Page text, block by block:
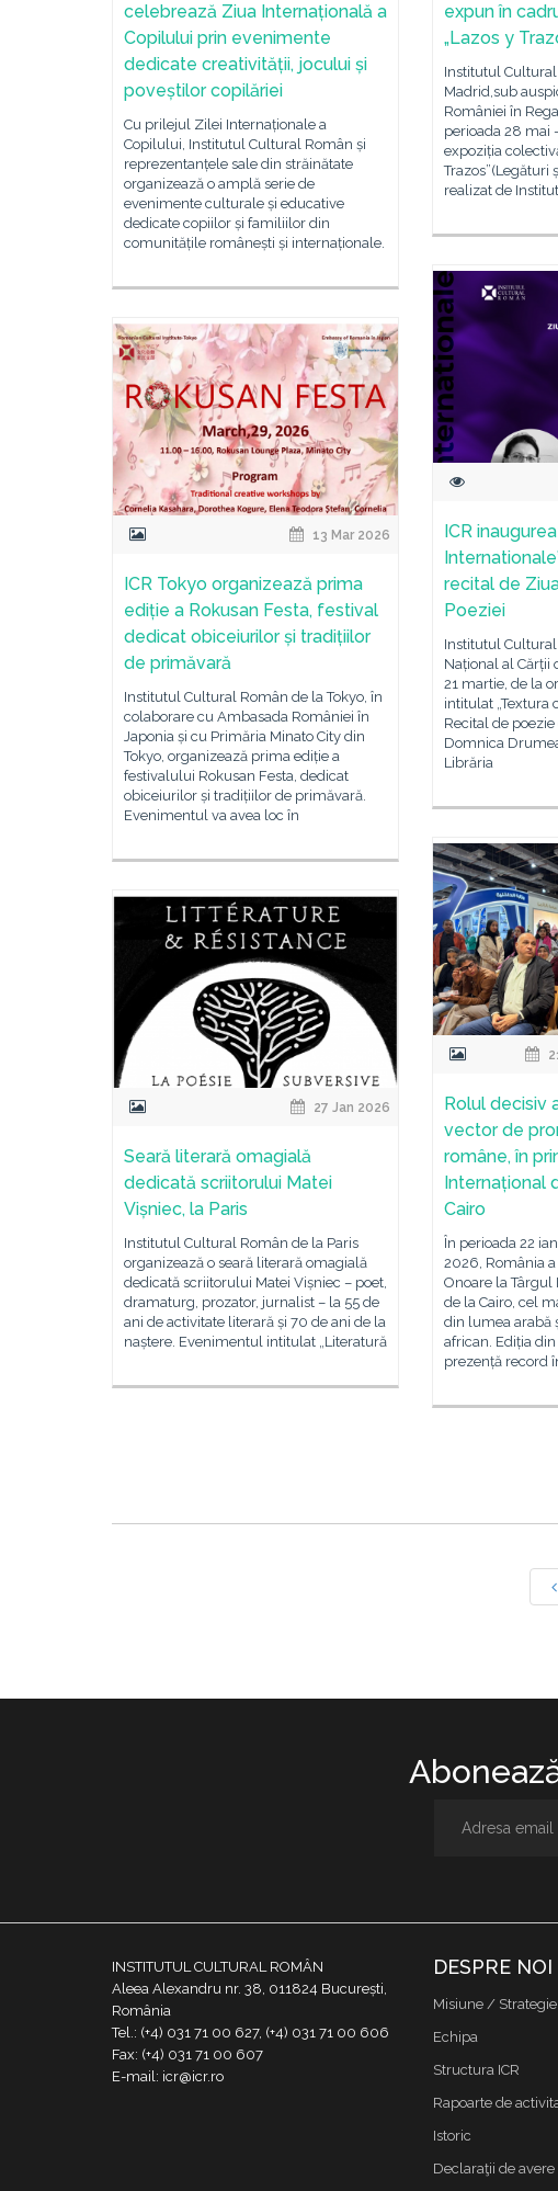
celebrează Ziua Internațională a
Copilului prin evenimente
dedicate creativității, jocului și
poveștilor copilăriei
Cu prilejul Zilei Internaționale a
Copilului, Institutul Cultural Român și
reprezentanțele sale din străinătate
organizează o amplă serie de
evenimente culturale și educative
dedicate copiilor și familiilor din
comunitățile românești și internaționale.
expun în
„Lazos y
Institutul
Madrid,sub
României în
perioada 28 mai
expoziția
Trazos”(Legături
realizat de
ICR
recital de
Poeziei
Institutul
Național al Cărții
21 martie, de la
intitulat „Textura
Recital de
Domnica
Librăria
13 Mar 2026
ICR Tokyo organizează prima
ediție a Rokusan Festa, festival
dedicat obiceiurilor și tradițiilor
de primăvară
Institutul Cultural Român de la Tokyo, în
colaborare cu Ambasada României în
Japonia și cu Primăria Minato City din
Tokyo, organizează prima ediție a
festivalului Rokusan Festa, dedicat
obiceiurilor și tradițiilor de primăvară.
Evenimentul va avea loc în
Rolul decisiv
vector de
române, în
Internațional
Cairo
În perioada 22
2026, România
Onoare la Târgul
de la Cairo, cel
din lumea arabă
african. Ediția din
prezență record
27 Jan 2026
Seară literară omagială
dedicată scriitorului Matei
Vișniec, la Paris
Institutul Cultural Român de la Paris
organizează o seară literară omagială
dedicată scriitorului Matei Vișniec – poet,
dramaturg, prozator, jurnalist – la 55 de
ani de activitate literară și 70 de ani de la
naștere. Evenimentul intitulat „Literatură
INSTITUTUL CULTURAL ROMÂN
Aleea Alexandru nr. 38, 011824 București,
România
Tel.: (+4) 031 71 00 627, (+4) 031 71 00 606
Fax: (+4) 031 71 00 607
E-mail: icr@icr.ro
DESPRE NOI
Misiune /
Echipa
Structura ICR
Rapoarte de
Istoric
Declaraţii de avere